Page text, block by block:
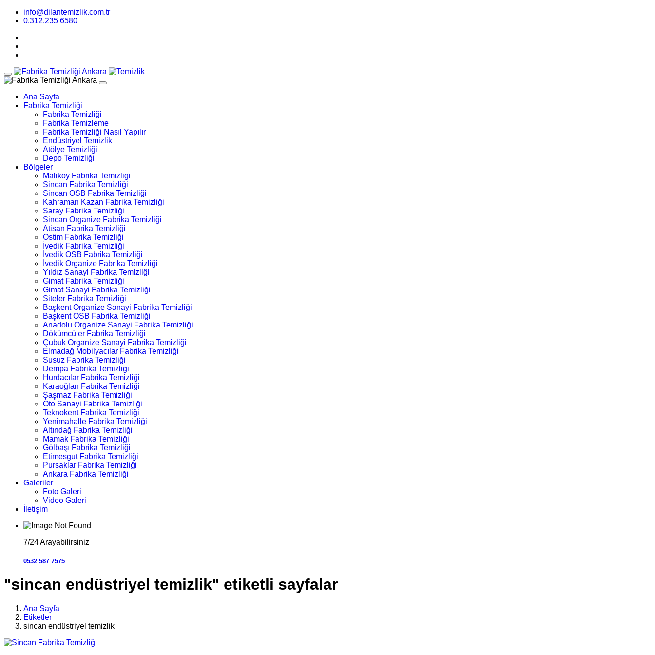
info@dilantemizlik.com.tr
0.312.235 6580
Ana Sayfa
Fabrika Temizliği
Fabrika Temizliği
Fabrika Temizleme
Fabrika Temizliği Nasıl Yapılır
Endüstriyel Temizlik
Atölye Temizliği
Depo Temizliği
Bölgeler
Maliköy Fabrika Temizliği
Sincan Fabrika Temizliği
Sincan OSB Fabrika Temizliği
Kahraman Kazan Fabrika Temizliği
Saray Fabrika Temizliği
Sincan Organize Fabrika Temizliği
Atisan Fabrika Temizliği
Ostim Fabrika Temizliği
İvedik Fabrika Temizliği
İvedik OSB Fabrika Temizliği
İvedik Organize Fabrika Temizliği
Yıldız Sanayi Fabrika Temizliği
Gimat Fabrika Temizliği
Gimat Sanayi Fabrika Temizliği
Siteler Fabrika Temizliği
Başkent Organize Sanayi Fabrika Temizliği
Başkent OSB Fabrika Temizliği
Anadolu Organize Sanayi Fabrika Temizliği
Dökümcüler Fabrika Temizliği
Çubuk Organize Sanayi Fabrika Temizliği
Elmadağ Mobilyacılar Fabrika Temizliği
Susuz Fabrika Temizliği
Dempa Fabrika Temizliği
Hurdacılar Fabrika Temizliği
Karaoğlan Fabrika Temizliği
Şaşmaz Fabrika Temizliği
Oto Sanayi Fabrika Temizliği
Teknokent Fabrika Temizliği
Yenimahalle Fabrika Temizliği
Altındağ Fabrika Temizliği
Mamak Fabrika Temizliği
Gölbaşı Fabrika Temizliği
Etimesgut Fabrika Temizliği
Pursaklar Fabrika Temizliği
Ankara Fabrika Temizliği
Galeriler
Foto Galeri
Video Galeri
İletişim
7/24 Arayabilirsiniz
0532 587 7575
"sincan endüstriyel temizlik" etiketli sayfalar
Ana Sayfa
Etiketler
sincan endüstriyel temizlik